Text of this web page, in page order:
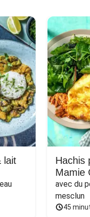
lait
Hachis
Mamie
avec du
mesclun
45